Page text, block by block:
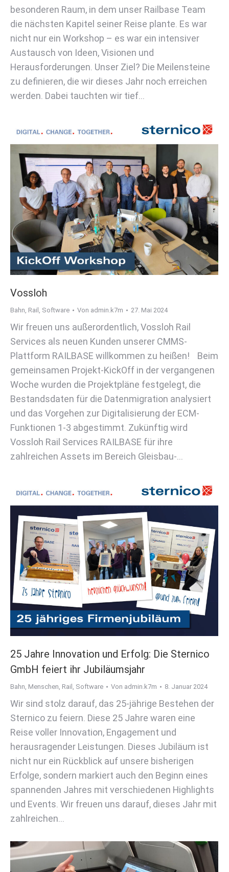
besonderen Raum, in dem unser Railbase Team
die nächsten Kapitel seiner Reise plante. Es war
nicht nur ein Workshop – es war ein intensiver
Austausch von Ideen, Visionen und
Herausforderungen. Unser Ziel? Die Meilensteine
zu definieren, die wir dieses Jahr noch erreichen
werden. Dabei tauchten wir tief…
Vossloh
Bahn, Rail , Software Von admin.k7m 27. Mai 2024
Wir freuen uns außerordentlich, Vossloh Rail
Services als neuen Kunden unserer CMMS-
Plattform RAILBASE willkommen zu heißen! Beim
gemeinsamen Projekt-KickOff in der vergangenen
Woche wurden die Projektpläne festgelegt, die
Bestandsdaten für die Datenmigration analysiert
und das Vorgehen zur Digitalisierung der ECM-
Funktionen 1-3 abgestimmt. Zukünftig wird
Vossloh Rail Services RAILBASE für ihre
zahlreichen Assets im Bereich Gleisbau-…
25 Jahre Innovation und Erfolg: Die Sternico
GmbH feiert ihr Jubiläumsjahr
Bahn, Menschen, Rail , Software Von admin.k7m 8. Januar 2024
Wir sind stolz darauf, das 25-jährige Bestehen der
Sternico zu feiern. Diese 25 Jahre waren eine
Reise voller Innovation, Engagement und
herausragender Leistungen. Dieses Jubiläum ist
nicht nur ein Rückblick auf unsere bisherigen
Erfolge, sondern markiert auch den Beginn eines
spannenden Jahres mit verschiedenen Highlights
und Events. Wir freuen uns darauf, dieses Jahr mit
zahlreichen…